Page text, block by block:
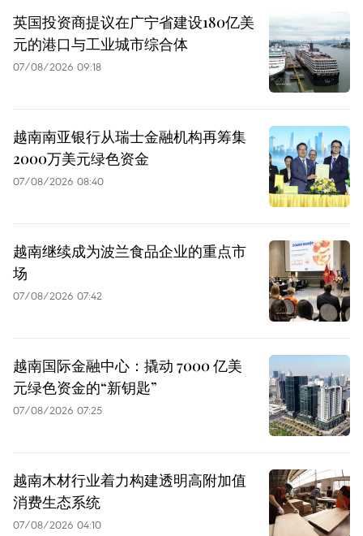
英国投资商提议在广宁省建设180亿美
元的港口与工业城市综合体
07/08/2026 09:18
越南南亚银行从瑞士金融机构再筹集
2000万美元绿色资金
07/08/2026 08:40
越南继续成为波兰食品企业的重点市
场
07/08/2026 07:42
越南国际金融中心：撬动 7000 亿美
元绿色资金的“新钥匙”
07/08/2026 07:25
越南木材行业着力构建透明高附加值
消费生态系统
07/08/2026 04:10